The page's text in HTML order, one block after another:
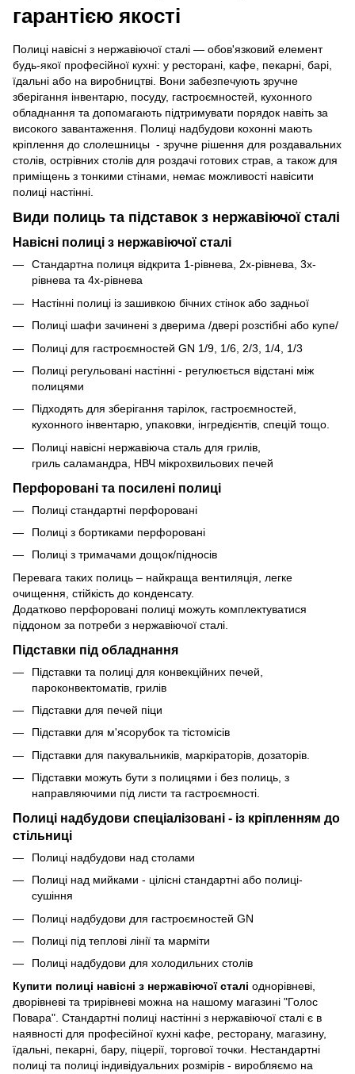
гарантією якості
Полиці навісні з нержавіючої сталі — обов'язковий елемент
будь-якої професійної кухні: у ресторані, кафе, пекарні, барі,
їдальні або на виробництві. Вони забезпечують зручне
зберігання інвентарю, посуду, гастроємностей, кухонного
обладнання та допомагають підтримувати порядок навіть за
високого завантаження. Полиці надбудови кохонні мають
кріплення до слолешницы - зручне рішення для роздавальних
столів, острівних столів для роздачі готових страв, а також для
приміщень з тонкими стінами, немає можливості навісити
полиці настінні.
Види полиць та підставок з нержавіючої сталі
Навісні полиці з нержавіючої сталі
Стандартна полиця відкрита 1-рівнева, 2х-рівнева, 3х-
рівнева та 4х-рівнева
Настінні полиці із зашивкою бічних стінок або задньої
Полиці шафи зачинені з дверима /двері розстібні або купе/
Полиці для гастроємностей GN 1/9, 1/6, 2/3, 1/4, 1/3
Полиці регульовані настінні - регулюється відстані між
полицями
Підходять для зберігання тарілок, гастроємностей,
кухонного інвентарю, упаковки, інгредієнтів, спецій тощо.
Полиці навісні нержавіюча сталь для грилів,
гриль саламандра, НВЧ мікрохвильових печей
Перфоровані та посилені полиці
Полиці стандартні перфоровані
Полиці з бортиками перфоровані
Полиці з тримачами дощок/підносів
Перевага таких полиць – найкраща вентиляція, легке
очищення, стійкість до конденсату.
Додатково перфоровані полиці можуть комплектуватися
піддоном за потреби з нержавіючої сталі.
Підставки під обладнання
Підставки та полиці для конвекційних печей,
пароконвектоматів, грилів
Підставки для печей піци
Підставки для м'ясорубок та тістомісів
Підставки для пакувальників, маркіраторів, дозаторів.
Підставки можуть бути з полицями і без полиць, з
направляючими під листи та гастроємності.
Полиці надбудови спеціалізовані - із кріпленням до
стільниці
Полиці надбудови над столами
Полиці над мийками - цілісні стандартні або полиці-
сушіння
Полиці надбудови для гастроємностей GN
Полиці під теплові лінії та марміти
Полиці надбудови для холодильних столів
Купити полиці навісні з нержавіючої сталі однорівневі,
дворівневі та трирівневі можна на нашому магазині "Голос
Повара". Стандартні полиці настінні з нержавіючої сталі є в
наявності для професійної кухні кафе, ресторану, магазину,
їдальні, пекарні, бару, піцерії, торгової точки. Нестандартні
полиці та полиці індивідуальних розмірів - виробляємо на